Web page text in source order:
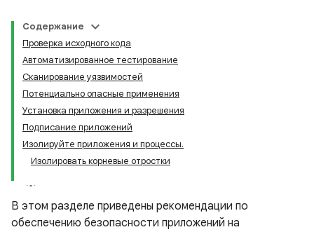
Содержание
Проверка исходного кода
Автоматизированное тестирование
Сканирование уязвимостей
Потенциально опасные применения
Установка приложения и разрешения
Подписание приложений
Изолируйте приложения и процессы.
Изолировать корневые отростки
В этом разделе приведены рекомендации по
обеспечению безопасности приложений на